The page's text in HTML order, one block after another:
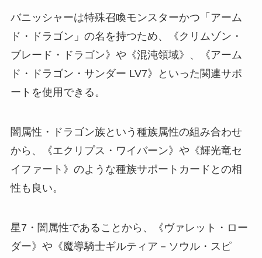
バニッシャーは特殊召喚モンスターかつ「アーム
ド・ドラゴン」の名を持つため、《クリムゾン・
ブレード・ドラゴン》や《混沌領域》、《アーム
ド・ドラゴン・サンダー LV7》といった関連サポ
ートを使用できる。
闇属性・ドラゴン族という種族属性の組み合わせ
から、《エクリプス・ワイバーン》や《輝光竜セ
イファート》のような種族サポートカードとの相
性も良い。
星7・闇属性であることから、《ヴァレット・ロー
ダー》や《魔導騎士ギルティア－ソウル・スピ